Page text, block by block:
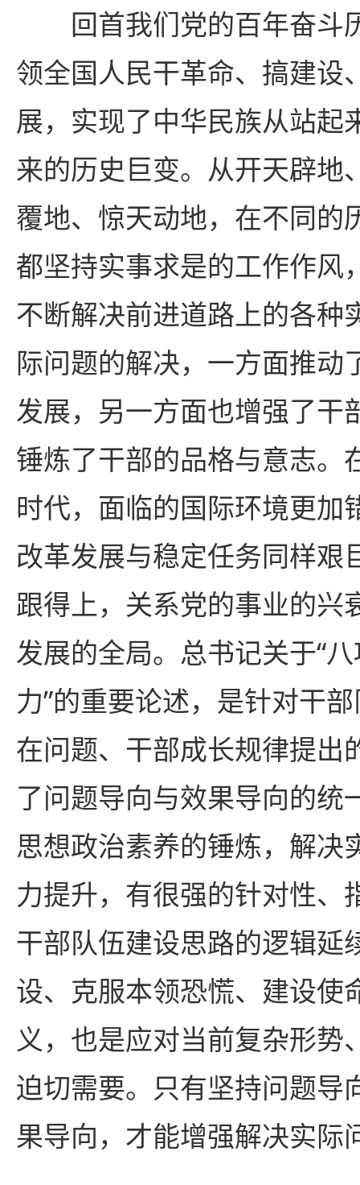
回首我们党的百年奋斗
领全国人民干革命、搞建设
展，实现了中华民族从站起
来的历史巨变。从开天辟地
覆地、惊天动地，在不同的
都坚持实事求是的工作作风
不断解决前进道路上的各种
际问题的解决，一方面推动
发展，另一方面也增强了干
锤炼了干部的品格与意志。
时代，面临的国际环境更加
改革发展与稳定任务同样艰
跟得上，关系党的事业的兴
发展的全局。总书记关于“
力”的重要论述，是针对干
在问题、干部成长规律提出
了问题导向与效果导向的统
思想政治素养的锤炼，解决
力提升，有很强的针对性、
干部队伍建设思路的逻辑延
设、克服本领恐慌、建设使
义，也是应对当前复杂形势
迫切需要。只有坚持问题导
果导向，才能增强解决实际